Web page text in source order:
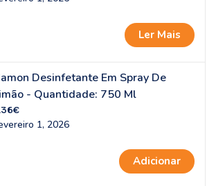
Ler Mais
Desinfetante Em Spray De
- Quantidade: 750 Ml
€
1, 2026
Adicionar